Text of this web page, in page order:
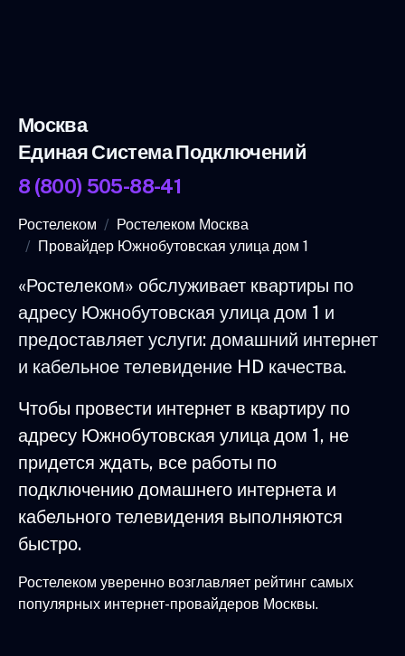
Москва
Единая Система Подключений
8 (800) 505-88-41
Ростелеком
Ростелеком Москва
Провайдер Южнобутовская улица дом 1
«Ростелеком» обслуживает квартиры по
адресу Южнобутовская улица дом 1 и
предоставляет услуги: домашний интернет
и кабельное телевидение HD качества.
Чтобы провести интернет в квартиру по
адресу Южнобутовская улица дом 1, не
придется ждать, все работы по
подключению домашнего интернета и
кабельного телевидения выполняются
быстро.
Ростелеком уверенно возглавляет рейтинг самых
популярных интернет-провайдеров Москвы.